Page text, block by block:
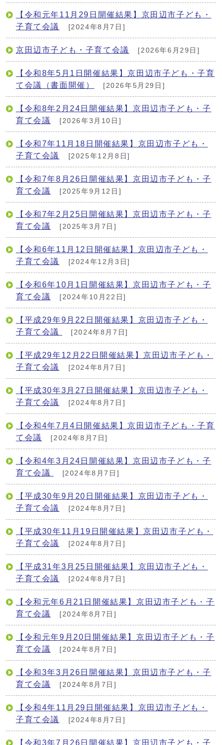
【令和元年11月29日開催結果】京田辺市子ども・
子育て会議
[2024年8月7日]
京田辺市子ども・子育て会議 [2026年6月29日]
【令和8年5月1日開催結果】京田辺市子ども・子育
て会議（書面開催）
[2026年5月29日]
【令和8年2月24日開催結果】京田辺市子ども・子
育て会議
[2026年3月10日]
【令和7年11月18日開催結果】京田辺市子ども・
子育て会議
[2025年12月8日]
【令和7年8月26日開催結果】京田辺市子ども・子
育て会議
[2025年9月12日]
【令和7年2月25日開催結果】京田辺市子ども・子
育て会議
[2025年3月7日]
【令和6年11月12日開催結果】京田辺市子ども・
子育て会議
[2024年12月3日]
【令和6年10月1日開催結果】京田辺市子ども・子
育て会議
[2024年10月22日]
【平成29年9月22日開催結果】京田辺市子ども・
子育て会議
[2024年8月7日]
【平成29年12月22日開催結果】京田辺市子ども・
子育て会議
[2024年8月7日]
【平成30年3月27日開催結果】京田辺市子ども・
子育て会議
[2024年8月7日]
【令和4年7月4日開催結果】京田辺市子ども・子育
て会議
[2024年8月7日]
【令和4年3月24日開催結果】京田辺市子ども・子
育て会議
[2024年8月7日]
【平成30年9月20日開催結果】京田辺市子ども・
子育て会議
[2024年8月7日]
【平成30年11月19日開催結果】京田辺市子ども・
子育て会議
[2024年8月7日]
【平成31年3月25日開催結果】京田辺市子ども・
子育て会議
[2024年8月7日]
【令和元年6月21日開催結果】京田辺市子ども・子
育て会議
[2024年8月7日]
【令和元年9月20日開催結果】京田辺市子ども・子
育て会議
[2024年8月7日]
【令和3年3月26日開催結果】京田辺市子ども・子
育て会議
[2024年8月7日]
【令和4年11月29日開催結果】京田辺市子ども・
子育て会議
[2024年8月7日]
【令和3年7月26日開催結果】京田辺市子ども・子